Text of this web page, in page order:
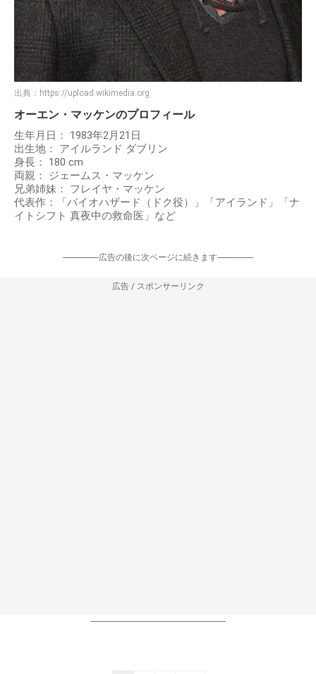
出典： https://upload.wikimedia.org
オーエン・マッケンのプロフィール
生年月日： 1983年2月21日
出生地： アイルランド ダブリン
身長： 180 cm
両親： ジェームス・マッケン
兄弟姉妹： フレイヤ・マッケン
代表作：「バイオハザード（ドク役）」「アイランド」「ナ
イトシフト 真夜中の救命医」など
-----------------広告の後に次ページに続きます-----------------
広告 / スポンサーリンク
----------------------------------------------------------------